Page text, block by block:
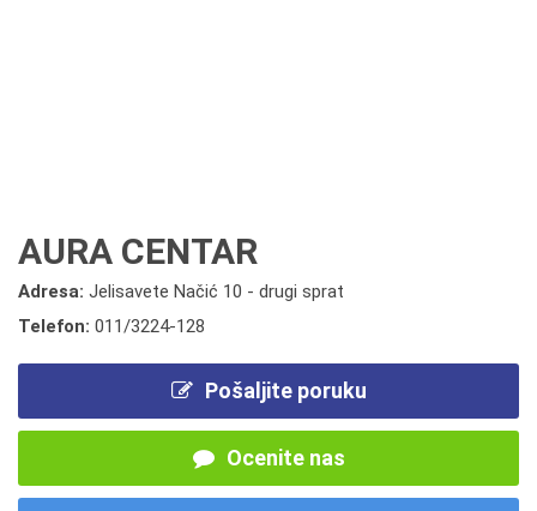
AURA CENTAR
Adresa: Jelisavete Načić 10 - drugi sprat
Telefon: 011/3224-128
Pošaljite poruku
Ocenite nas